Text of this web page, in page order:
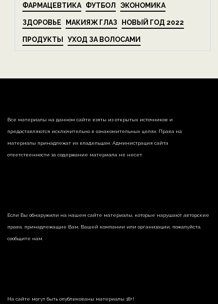
ФАРМАЦЕВТИКА ФУТБОЛ ЭКОНОМИКА
ЗДОРОВЬЕ МАКИЯЖ ГЛАЗ НОВЫЙ ГОД 2022
ПРОДУКТЫ УХОД ЗА ВОЛОСАМИ
Все материалы на данном сайте взяты из открытых источников и
предоставляются исключительно в ознакомительных целях. Права на
материалы принадлежат их владельцам. Администрация сайта
ответственности за содержание материала не несет.
Если Вы обнаружили на нашем сайте материалы, которые нарушают авторские
права, принадлежащие Вам, Вашей компании или организации, пожалуйста,
сообщите нам.
На сайте могут быть опубликованы материалы 18+!